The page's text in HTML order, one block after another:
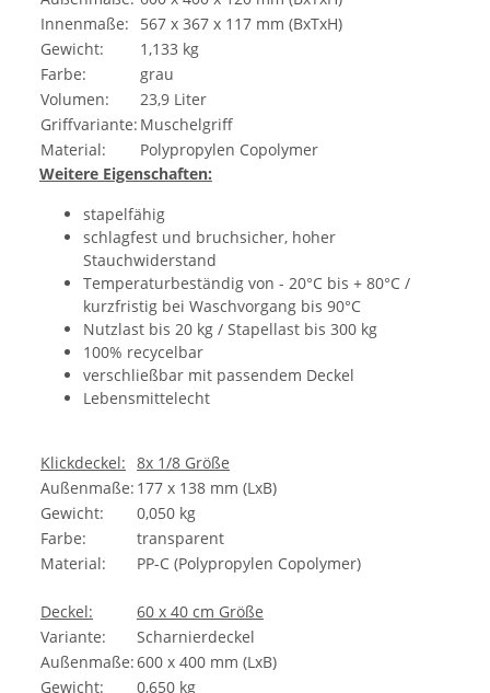
Innenmaße:
567 x 367 x 117 mm (BxTxH)
Gewicht:
1,133 kg
Farbe:
grau
Volumen:
23,9 Liter
Griffvariante: Muschelgriff
Material:
Polypropylen Copolymer
Weitere Eigenschaften:
stapelfähig
schlagfest und bruchsicher, hoher
Stauchwiderstand
Temperaturbeständig von - 20°C bis + 80°C /
kurzfristig bei Waschvorgang bis 90°C
Nutzlast bis 20 kg / Stapellast bis 300 kg
100% recycelbar
verschließbar mit passendem Deckel
Lebensmittelecht
Klickdeckel: 8x 1/8 Größe
Außenmaße: 177 x 138 mm (LxB)
Gewicht:
0,050 kg
Farbe:
transparent
Material:
PP-C (Polypropylen Copolymer)
Deckel:
60 x 40 cm Größe
Variante:
Scharnierdeckel
Außenmaße:600 x 400 mm (LxB)
Gewicht:
0,650 kg